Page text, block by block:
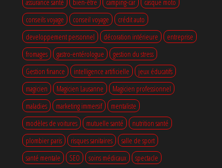
conseils voyage
conseil voyage
crédit auto
developpement personnel
décoration intérieure
entreprise
fromages
gastro-entérologue
gestion du stress
Gestion finance
intelligence artificielle
jeux éducatifs
magicien
Magicien Lausanne
Magicien professionnel
maladies
marketing immersif
mentaliste
modèles de voitures
mutuelle santé
nutrition santé
plombier paris
risques sanitaires
salle de sport
santé mentale
SEO soins médicaux
spectacle